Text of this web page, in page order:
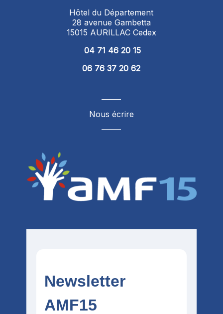
Hôtel du Département
28 avenue Gambetta
15015 AURILLAC Cedex
04 71 46 20 15
06 76 37 20 62
Nous écrire